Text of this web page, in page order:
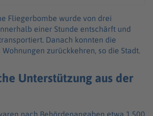
Fliegerbombe wurde von drei
einer Stunde entschärft und
Danach konnten die
zurückkehren, so die Stadt.
Unterstützung aus der